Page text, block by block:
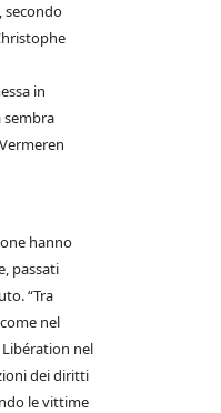
secondo
in
sembra
hanno
passati
“Tra
nel
nel
dei diritti
le vittime